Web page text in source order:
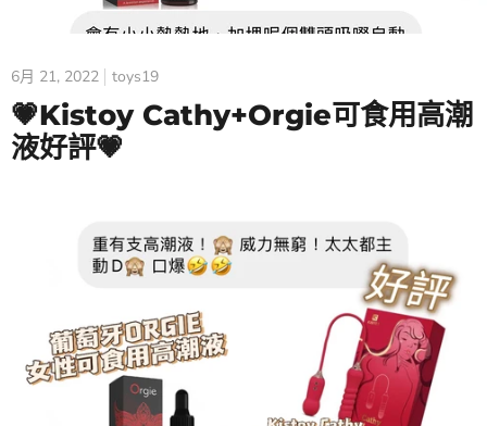
6月 21, 2022 toys19
💗Kistoy Cathy+Orgie可食用高潮
液好評💗